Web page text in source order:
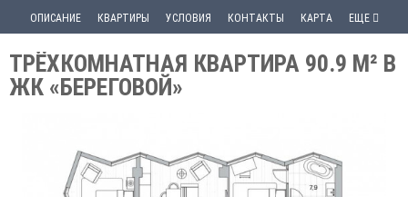
ОПИСАНИЕ КВАРТИРЫ УСЛОВИЯ КОНТАКТЫ КАРТА ЕЩЕ
ТРЁХКОМНАТНАЯ КВАРТИРА 90.9 М² В
ЖК «БЕРЕГОВОЙ»